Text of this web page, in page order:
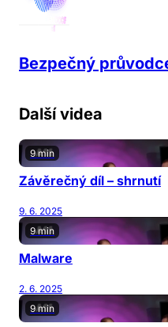
Bezpečný
Další videa
9 min
Závěrečný díl – shrnutí
9. 6. 2025
9 min
Malware
2. 6. 2025
9 min